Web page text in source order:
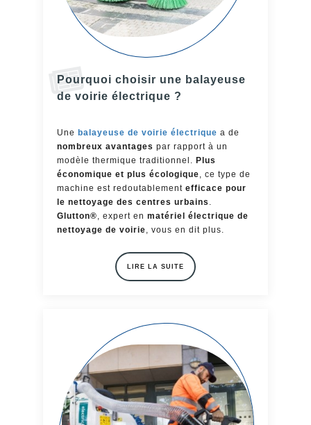
Pourquoi choisir une balayeuse
de voirie électrique ?
Unebalayeuse de voirie électrique a de
nombreux avantages par rapport à un
modèle thermique traditionnel.Plus
économique et plus écologique , ce type de
machine est redoutablementefficace pour
le nettoyage des centres urbains
Glutton® , expert enmatériel électrique de
nettoyage de voirie , vous en dit plus.
LIRE LA SUITE